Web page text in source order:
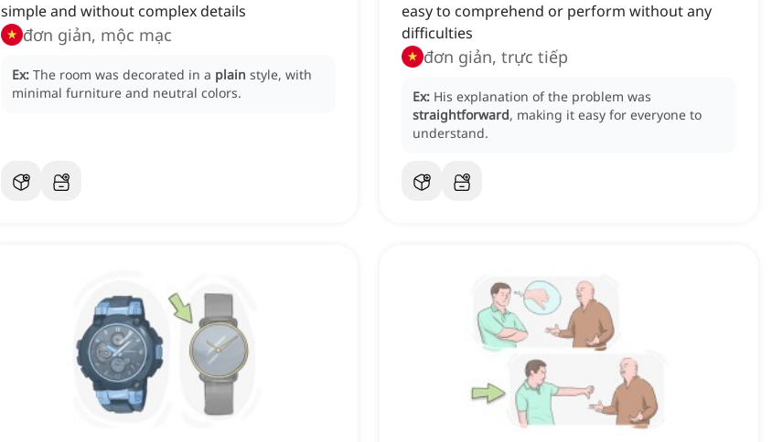
simple and without complex details
đơn giản, mộc mạc
Ex: The room was decorated in a plain style, with
minimal furniture and neutral colors.
easy to comprehend or perform without any
difficulties
đơn giản, trực tiếp
Ex: His explanation of the problem was
straightforward, making it easy for everyone to
understand.